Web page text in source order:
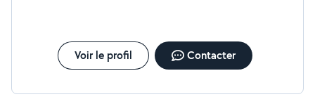
Voir le profil Contacter